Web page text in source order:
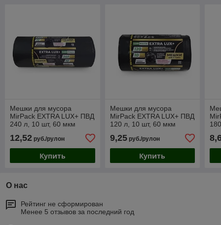
Мешки для мусора
MirPack EXTRA LUX+ ПВД
240 л, 10 шт, 60 мкм
12,52 руб./рулон
Купить
Мешки для мусора
MirPack EXTRA LUX+ ПВД
120 л, 10 шт, 60 мкм
9,25руб./рулон
Купить
О нас
Рейтинг не сформирован
Менее 5 отзывов за последний год